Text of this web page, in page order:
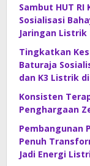
Sambut HUT RI
Sosialisasi
Jaringan Listrik
Tingkatkan
Baturaja
dan K3 Listrik
Konsisten
Penghargaan
Pembangunan
Penuh
Jadi Energi